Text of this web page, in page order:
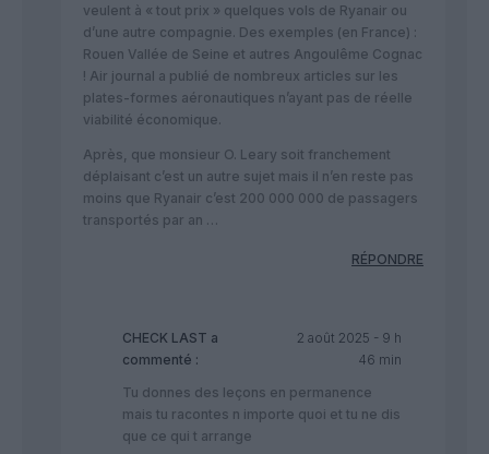
veulent à « tout prix » quelques vols de Ryanair ou
d’une autre compagnie. Des exemples (en France) :
Rouen Vallée de Seine et autres Angoulême Cognac
! Air journal a publié de nombreux articles sur les
plates-formes aéronautiques n’ayant pas de réelle
viabilité économique.
Après, que monsieur O. Leary soit franchement
déplaisant c’est un autre sujet mais il n’en reste pas
moins que Ryanair c’est 200 000 000 de passagers
transportés par an …
RÉPONDRE
CHECK LAST a
commenté :
2 août 2025 - 9 h
46 min
Tu donnes des leçons en permanence
mais tu racontes n importe quoi et tu ne dis
que ce qui t arrange